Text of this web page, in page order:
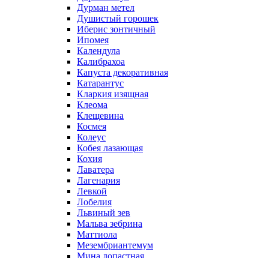
Дурман метел
Душистый горошек
Иберис зонтичный
Ипомея
Календула
Калибрахоа
Капуста декоративная
Катарантус
Кларкия изящная
Клеома
Клещевина
Космея
Колеус
Кобея лазающая
Кохия
Лаватера
Лагенария
Левкой
Лобелия
Львиный зев
Мальва зебрина
Маттиола
Мезембриантемум
Мина лопастная